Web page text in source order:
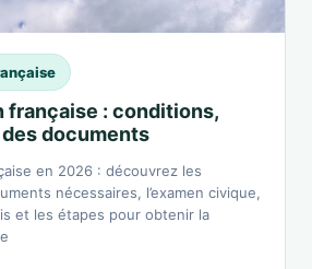
française : conditions,
documents
en 2026 : découvrez les
nécessaires, l’examen civique,
et les étapes pour obtenir la